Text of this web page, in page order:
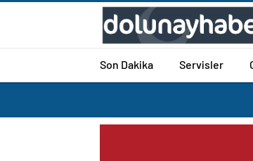
Son Dakika Servisler